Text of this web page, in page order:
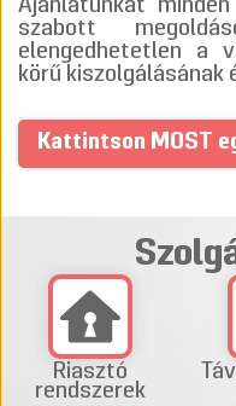
Ajánlatunkat
szabott
elengedhetetlen a
körű kiszolgálásának
Kattintson MOST
Riasztó
rendszerek